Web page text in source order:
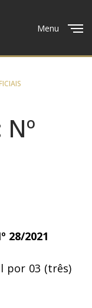
Menu
Nº
28/2021
por 03 (três)